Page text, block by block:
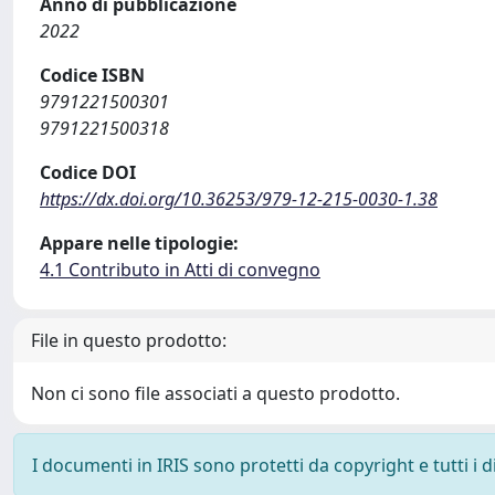
2022
Codice ISBN
9791221500301
9791221500318
Codice DOI
https://dx.doi.org/10.36253/979-12-215-0030-1.38
Appare nelle tipologie:
4.1 Contributo in Atti di convegno
File in questo prodotto:
Non ci sono file associati a questo prodotto.
I documenti in IRIS sono protetti da copyright e tutti i